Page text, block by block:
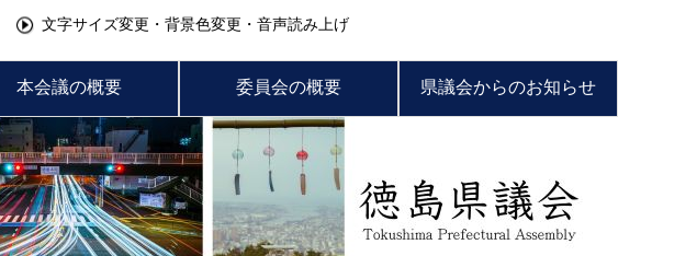
文字サイズ変更・背景色変更・音声読み上げ
本会議の概要 委員会の概要 県議会からのお知らせ